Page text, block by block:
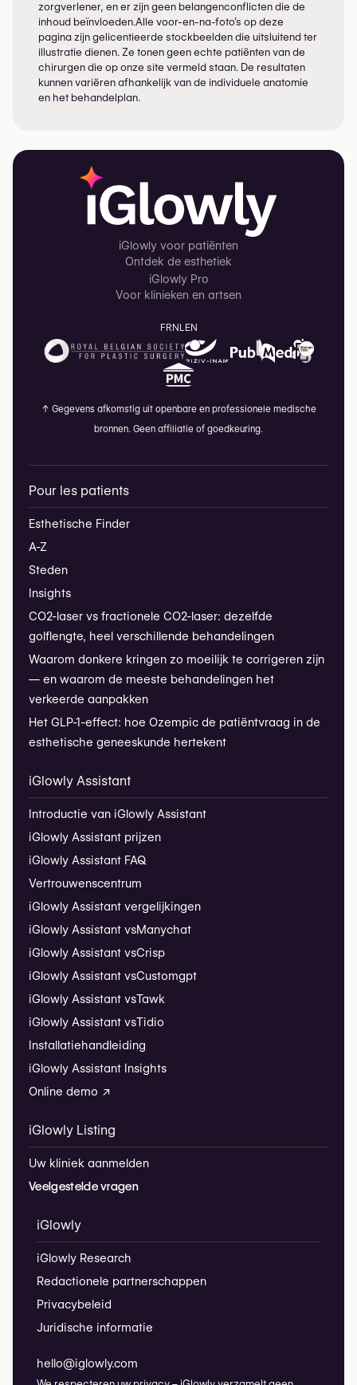
zorgverlener, en er zijn geen belangenconflicten die de
inhoud beïnvloeden.Alle voor-en-na-foto’s op deze
pagina zijn gelicentieerde stockbeelden die uitsluitend ter
illustratie dienen. Ze tonen geen echte patiënten van de
chirurgen die op onze site vermeld staan. De resultaten
kunnen variëren afhankelijk van de individuele anatomie
en het behandelplan.
iGlowly voor patiënten
Ontdek de esthetiek
iGlowly Pro
Voor klinieken en artsen
FRNLEN
↑ Gegevens afkomstig uit openbare en professionele medische
bronnen. Geen affiliatie of goedkeuring.
Pour les patients
Esthetische Finder
A-Z
Steden
Insights
CO2-laser vs fractionele CO2-laser: dezelfde
golflengte, heel verschillende behandelingen
Waarom donkere kringen zo moeilijk te corrigeren zijn
— en waarom de meeste behandelingen het
verkeerde aanpakken
Het GLP-1-effect: hoe Ozempic de patiëntvraag in de
esthetische geneeskunde hertekent
iGlowly Assistant
Introductie van iGlowly Assistant
iGlowly Assistant prijzen
iGlowly Assistant FAQ
Vertrouwenscentrum
iGlowly Assistant vergelijkingen
iGlowly Assistant vsManychat
iGlowly Assistant vsCrisp
iGlowly Assistant vsCustomgpt
iGlowly Assistant vsTawk
iGlowly Assistant vsTidio
Installatiehandleiding
iGlowly Assistant Insights
Online demo ↗
iGlowly Listing
Uw kliniek aanmelden
Veelgestelde vragen
iGlowly
iGlowly Research
Redactionele partnerschappen
Privacybeleid
Juridische informatie
hello@iglowly.com